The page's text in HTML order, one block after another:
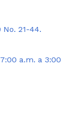
21-44.
a.m. a 3:00